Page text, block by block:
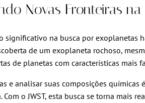
Novas Fronteiras
significativo na busca por
de um exoplaneta rochoso,
de planetas com características mais
e analisar suas composições
o JWST, esta busca se torna mais